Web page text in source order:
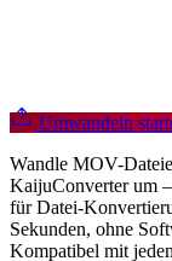
Umwandeln
Wandle MOV-
KaijuConverter um
für Datei-
Sekunden, ohne
Kompatibel mit